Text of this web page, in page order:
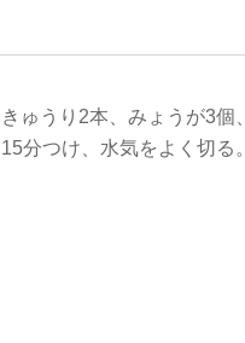
きゅうり2本、みょうが3個
15分つけ、水気をよく切る。